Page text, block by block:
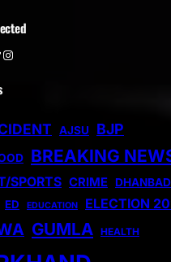
Instagram
AJSU BJP
BREAKING
SPORTS CRIME DHANBAD
ED EDUCATION ELECTION
GUMLA HEALTH